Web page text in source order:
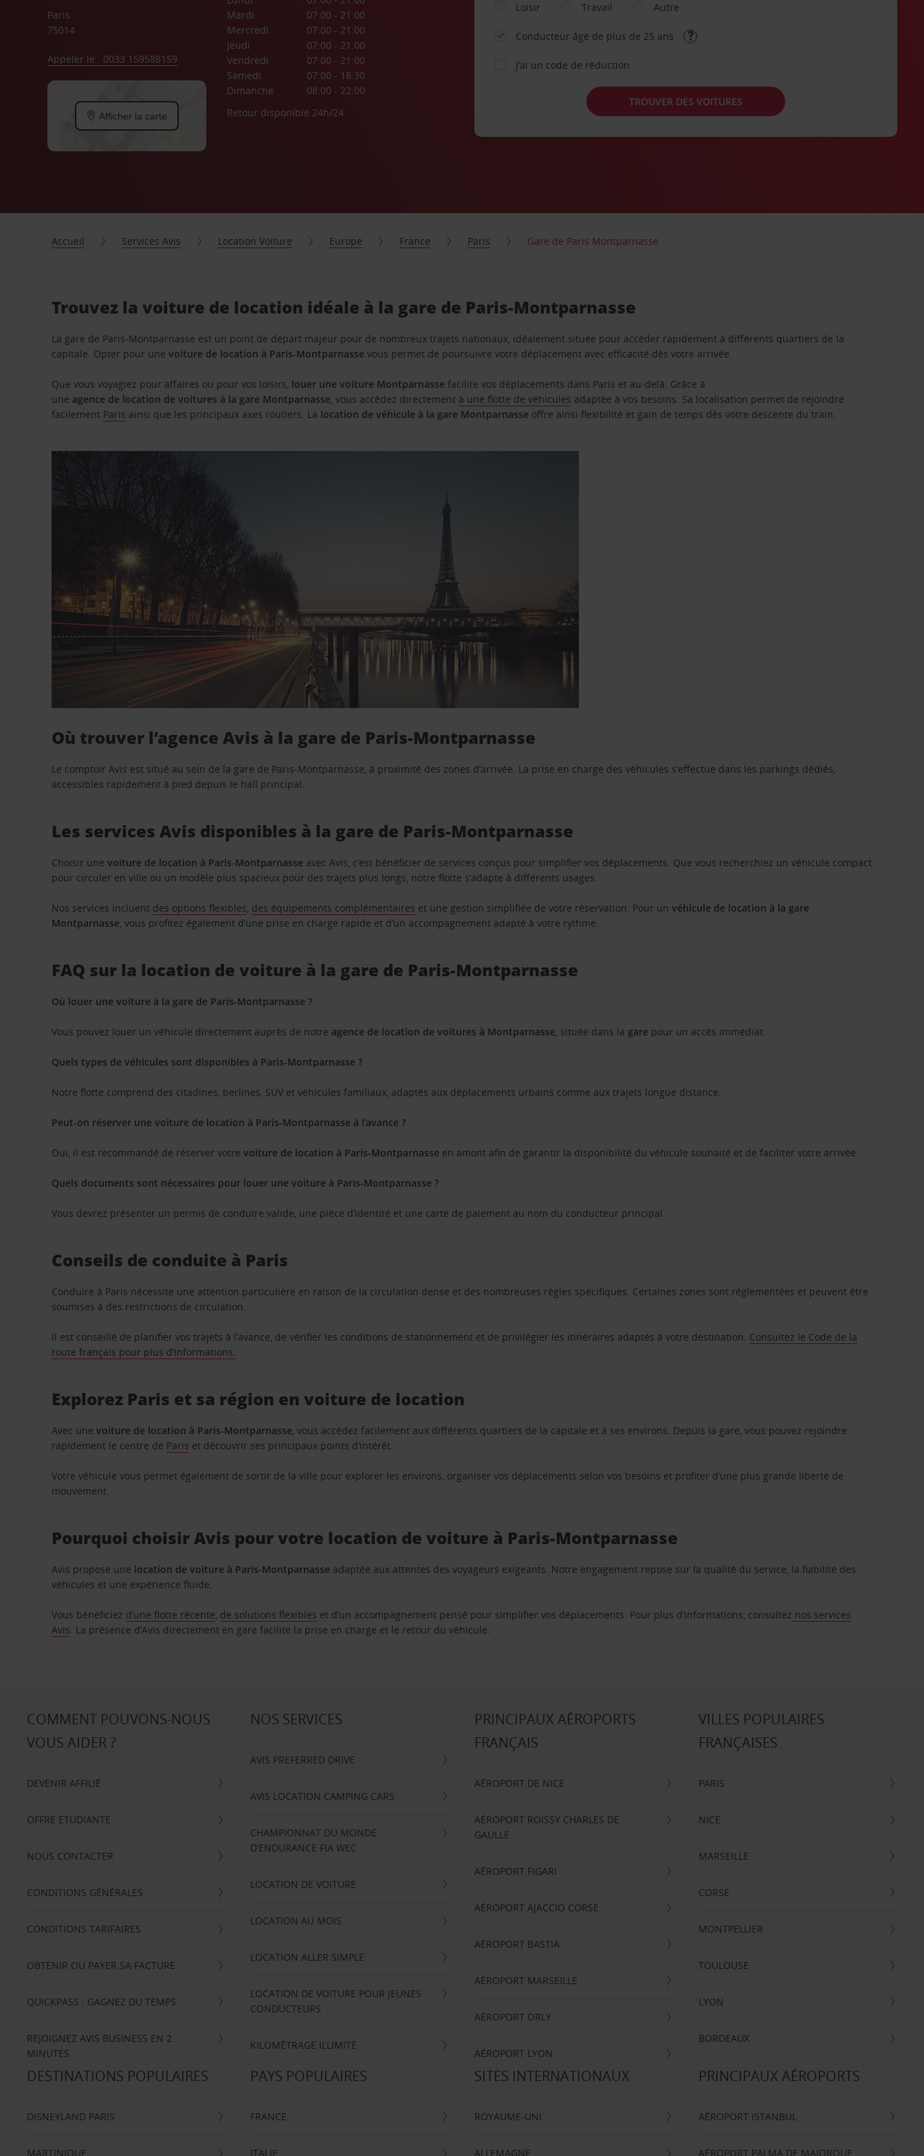
Paris
75014
Appeler le : 0033 159588159
Afficher la carte
Mardi
07:00 - 21:00
Mercredi
07:00 - 21:00
Jeudi
07:00 - 21:00
Vendredi
07:00 - 21:00
Samedi
07:00 - 18:30
Dimanche
08:00 - 22:00
Retour disponible 24h/24
Loisir
Travail Autre
Conducteur âgé de plus de 25 ans
J’ai un code de réduction
TROUVER DES VOITURES
Accueil Services Avis Location Voiture Europe France Paris Gare de Paris Montparnasse
Trouvez la voiture de location idéale à la gare de Paris-Montparnasse
La gare de Paris-Montparnasse est un point de départ majeur pour de nombreux trajets nationaux, idéalement située pour accéder rapidement à différents quartiers de la
capitale. Opter pour unevoiture de location à Paris-Montparnasse vous permet de poursuivre votre déplacement avec efficacité dès votre arrivée.
Que vous voyagiez pour affaires ou pour vos loisirs, louer une voiture Montparnasse facilite vos déplacements dans Paris et au-delà. Grâce à
une agence de location de voitures à la gare Montparnasse, vous accédez directement à une flotte de véhicules adaptée à vos besoins. Sa localisation permet de rejoindre
facilement Paris ainsi que les principaux axes routiers. La location de véhicule à la gare Montparnasse offre ainsi flexibilité et gain de temps dès votre descente du train.
Où trouver l’agence Avis à la gare de Paris-Montparnasse
Le comptoir Avis est situé au sein de la gare de Paris-Montparnasse, à proximité des zones d’arrivée. La prise en charge des véhicules s’effectue dans les parkings dédiés,
accessibles rapidement à pied depuis le hall principal.
Les services Avis disponibles à la gare de Paris-Montparnasse
Choisir unevoiture de location à Paris-Montparnasse avec Avis, c’est bénéficier de services conçus pour simplifier vos déplacements. Que vous recherchiez un véhicule compact
pour circuler en ville ou un modèle plus spacieux pour des trajets plus longs, notre flotte s’adapte à différents usages.
Nos services incluent des options flexibles, des équipements complémentaires et une gestion simplifiée de votre réservation. Pour unvéhicule de location à la gare
Montparnasse, vous profitez également d’une prise en charge rapide et d’un accompagnement adapté à votre rythme.
FAQ sur la location de voiture à la gare de Paris-Montparnasse
Où louer une voiture à la gare de Paris-Montparnasse ?
Vous pouvez louer un véhicule directement auprès de notre agence de location de voitures à Montparnasse, située dans la gare pour un accès immédiat.
Quels types de véhicules sont disponibles à Paris-Montparnasse ?
Notre flotte comprend des citadines, berlines, SUV et véhicules familiaux, adaptés aux déplacements urbains comme aux trajets longue distance.
Peut-on réserver une voiture de location à Paris-Montparnasse à l’avance ?
Oui, il est recommandé de réserver votre voiture de location à Paris-Montparnasse en amont afin de garantir la disponibilité du véhicule souhaité et de faciliter votre arrivée.
Quels documents sont nécessaires pour louer une voiture à Paris-Montparnasse ?
Vous devrez présenter un permis de conduire valide, une pièce d’identité et une carte de paiement au nom du conducteur principal.
Conseils de conduite à Paris
Conduire à Paris nécessite une attention particulière en raison de la circulation dense et des nombreuses règles spécifiques. Certaines zones sont réglementées et peuvent être
soumises à des restrictions de circulation.
Il est conseillé de planifier vos trajets à l’avance, de vérifier les conditions de stationnement et de privilégier les itinéraires adaptés à votre destination. Consultez le Code de la
route français pour plus d’informations.
Explorez Paris et sa région en voiture de location
Avec une voiture de location à Paris-Montparnasse, vous accédez facilement aux différents quartiers de la capitale et à ses environs. Depuis la gare, vous pouvez rejoindre
rapidement le centre de Paris et découvrir ses principaux points d’intérêt.
Votre véhicule vous permet également de sortir de la ville pour explorer les environs, organiser vos déplacements selon vos besoins et profiter d’une plus grande liberté de
mouvement.
Pourquoi choisir Avis pour votre location de voiture à Paris-Montparnasse
Avis propose une location de voiture à Paris-Montparnasse adaptée aux attentes des voyageurs exigeants. Notre engagement repose sur la qualité du service, la fiabilité des
véhicules et une expérience fluide.
Vous bénéficiez d’une flotte récente, de solutions flexibles et d’un accompagnement pensé pour simplifier vos déplacements. Pour plus d’informations, consultez nos services
Avis. La présence d’Avis directement en gare facilite la prise en charge et le retour du véhicule.
COMMENT POUVONS-NOUS
VOUS AIDER ?
DEVENIR AFFILIÉ
OFFRE ÉTUDIANTE
NOUS CONTACTER
CONDITIONS GÉNÉRALES
CONDITIONS TARIFAIRES
OBTENIR OU PAYER SA FACTURE
QUICKPASS : GAGNEZ DU TEMPS
REJOIGNEZ AVIS BUSINESS EN 2
MINUTES
NOS SERVICES
AVIS PREFERRED DRIVE
AVIS LOCATION CAMPING CARS
CHAMPIONNAT DU MONDE
D’ENDURANCE FIA WEC
LOCATION DE VOITURE
LOCATION AU MOIS
LOCATION ALLER SIMPLE
LOCATION DE VOITURE POUR JEUNES
CONDUCTEURS
KILOMÉTRAGE ILLIMITÉ
PRINCIPAUX AÉROPORTS
FRANÇAIS
AÉROPORT DE NICE
AÉROPORT ROISSY CHARLES DE
GAULLE
AÉROPORT FIGARI
AÉROPORT AJACCIO CORSE
AÉROPORT BASTIA
AÉROPORT MARSEILLE
AÉROPORT ORLY
AÉROPORT LYON
VILLES POPULAIRES
FRANÇAISES
PARIS
NICE
MARSEILLE
CORSE
MONTPELLIER
TOULOUSE
LYON
BORDEAUX
DESTINATIONS POPULAIRES
DISNEYLAND PARIS
MARTINIQUE
PAYS POPULAIRES
FRANCE
ITALIE
SITES INTERNATIONAUX
ROYAUME-UNI
ALLEMAGNE
PRINCIPAUX AÉROPORTS
AÉROPORT ISTANBUL
AÉROPORT PALMA DE MAJORQUE